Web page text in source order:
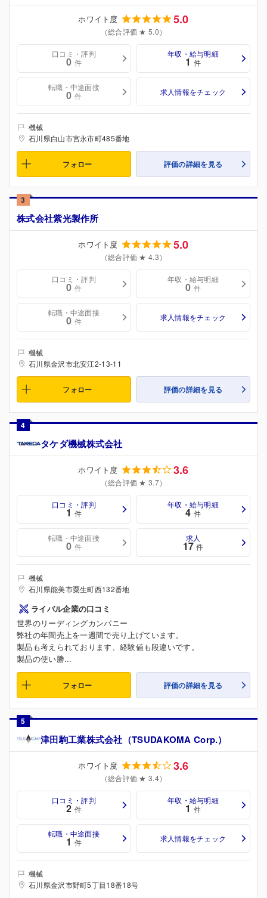
ホワイト度 5.0
（総合評価 ★ 5.0）
口コミ・評判
0 件
年収・給与明細
1 件
転職・中途面接
0 件 求人情報をチェック
機械
石川県白山市宮永市町485番地
フォロー 評価の詳細を見る
3
株式会社紫光製作所
ホワイト度 5.0
（総合評価 ★ 4.3）
口コミ・評判
0 件
年収・給与明細
0 件
転職・中途面接
0 件 求人情報をチェック
機械
石川県金沢市北安江2-13-11
フォロー 評価の詳細を見る
4
タケダ機械株式会社
ホワイト度 3.6
（総合評価 ★ 3.7）
口コミ・評判
1 件
年収・給与明細
4 件
転職・中途面接
0 件
求人
17 件
機械
石川県能美市粟生町西132番地
ライバル企業の口コミ
世界のリーディングカンパニー
弊社の年間売上を一週間で売り上げています。
製品も考えられております、経験値も段違いです。
製品の使い勝...
フォロー 評価の詳細を見る
5
津田駒工業株式会社（TSUDAKOMA Corp.）
ホワイト度 3.6
（総合評価 ★ 3.4）
口コミ・評判
2 件
年収・給与明細
1 件
転職・中途面接
1 件 求人情報をチェック
機械
石川県金沢市野町5丁目18番18号